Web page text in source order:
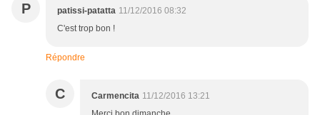
P patissi-patatta 11/12/2016 08:32
C'est trop bon !
Répondre
C Carmencita 11/12/2016 13:21